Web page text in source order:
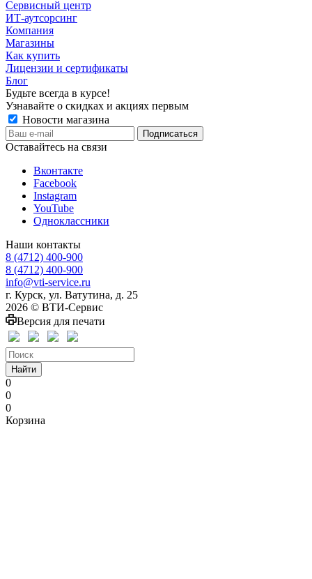
Сервисный центр
ИТ-аутсорсинг
Компания
Магазины
Как купить
Лицензии и сертификаты
Блог
Будьте всегда в курсе!
Узнавайте о скидках и акциях первым
Новости магазина
Оставайтесь на связи
Вконтакте
Facebook
Instagram
YouTube
Одноклассники
Наши контакты
8 (4712) 400-900
8 (4712) 400-900
info@vti-service.ru
г. Курск, ул. Ватутина, д. 25
2026 © ВТИ-Сервис
Версия для печати
Найти
0
0
0
Корзина